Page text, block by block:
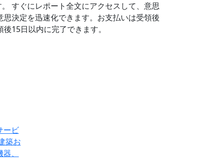
すぐにレポート全文にアクセスして、意思
決定を迅速化できます。お支払いは受領後
15日以内に完了できます。
ービ
築お
、